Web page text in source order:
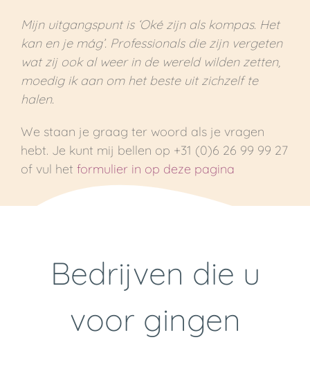
Mijn uitgangspunt is ‘Oké zijn als kompas. Het
kan en je mág’. Professionals die zijn vergeten
wat zij ook al weer in de wereld wilden zetten,
moedig ik aan om het beste uit zichzelf te
halen.
We staan je graag ter woord als je vragen
hebt. Je kunt mij bellen op +31 (0)6 26 99 99 27
of vul het formulier in op deze pagina
Bedrijven die u
voor gingen